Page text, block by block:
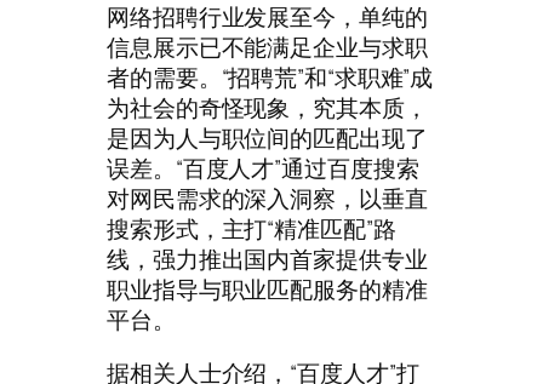
网络招聘行业发展至今，单纯的
信息展示已不能满足企业与求职
者的需要。“招聘荒”和“求职难”成
为社会的奇怪现象，究其本质，
是因为人与职位间的匹配出现了
误差。“百度人才”通过百度搜索
对网民需求的深入洞察，以垂直
搜索形式，主打“精准匹配”路
线，强力推出国内首家提供专业
职业指导与职业匹配服务的精准
平台。
据相关人士介绍，“百度人才”打